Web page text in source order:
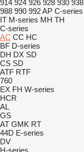
914 924 926 928 930 938
988 990 992AP C-series
IT M-series MH TH
C-series
AC CC HC
BF D-series
DH DX SD
CS SD
ATF RTF
760
EX FH W-series
HCR
AL
GS
AT GMK RT
44D E-series
DV
H-series